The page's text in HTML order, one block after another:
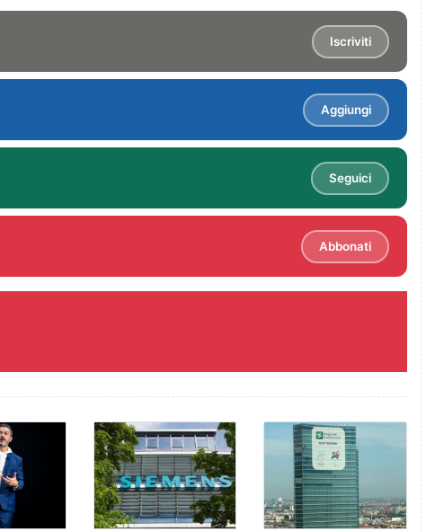
Iscriviti
Aggiungi
Seguici
Abbonati